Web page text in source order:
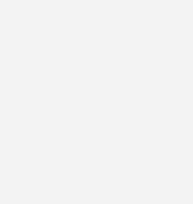
und Kälteversorgung von